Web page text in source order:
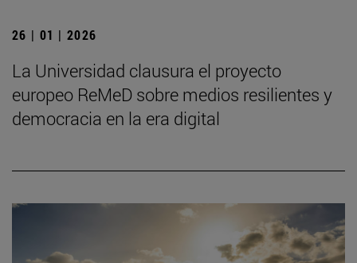
26 | 01 | 2026
La Universidad clausura el proyecto
europeo ReMeD sobre medios resilientes y
democracia en la era digital